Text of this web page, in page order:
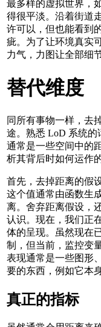
最多样的虚拟世界，
得很平淡。沿着街道
许可以，但也能看到
疵。为了让环境真实
力气，力图让全部细
替代维度
同所有事物一样，去
途。熟悉 LoD 系统的
通常是一些空间中的
析其背后时如何运作
首先，去掉距离的假
这个值通常由函数生
离。舍弃距离假设，
认识。现在，我们正
体的呈现。虽然现在
制，但当前，监控变
表现通常是一些图形
要的东西，例如它本
真正的指标